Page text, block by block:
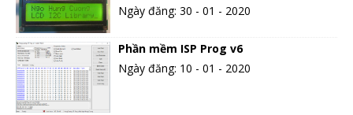
Ngày đăng: 30 - 01 - 2020
Phần mềm ISP Prog v6
Ngày đăng: 10 - 01 - 2020